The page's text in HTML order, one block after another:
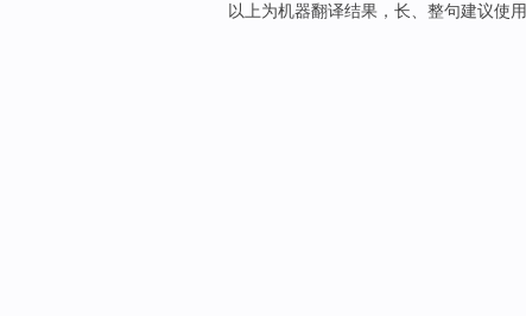
以上为机器翻译结果，长、整句建议使用